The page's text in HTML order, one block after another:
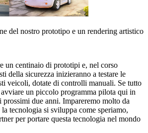
del nostro prototipo e un rendering artistico
un centinaio di prototipi e, nel corso
della sicurezza inizieranno a testare le
veicoli, dotate di controlli manuali. Se tutto
un piccolo programma pilota qui in
prossimi due anni. Impareremo molto da
la tecnologia si sviluppa come speriamo,
per portare questa tecnologia nel mondo